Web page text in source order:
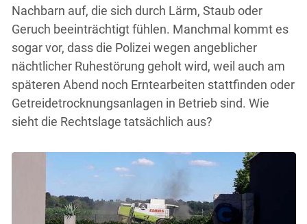
Nachbarn auf, die sich durch Lärm, Staub oder
Geruch beeinträchtigt fühlen. Manchmal kommt es
sogar vor, dass die Polizei wegen angeblicher
nächtlicher Ruhestörung geholt wird, weil auch am
späteren Abend noch Erntearbeiten stattfinden oder
Getreidetrocknungsanlagen in Betrieb sind. Wie
sieht die Rechtslage tatsächlich aus?